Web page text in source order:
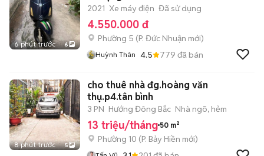
6 phút trước 6
2021 Xe máy điện Đã sử dụng
4.550.000 đ
Phường 5 (P. Đức Nhuận mới)
Huỳnh Thân 4.5 779 đã bán
8 phút trước 5
cho thuê nhà đg.hoàng văn
thụ.p4.tân bình
3 PN Hướng Đông Bắc Nhà ngõ, hẻm
13 triệu/tháng 50 m²
Phường 10 (P. Bảy Hiền mới)